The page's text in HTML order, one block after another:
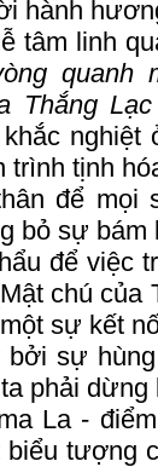
hành
tâm linh
quanh
Thắng
nghiệt
trình tịnh
để mọi
bỏ sự
để việc
chú của
sự kết
bởi sự
phải
La -
biểu tượng